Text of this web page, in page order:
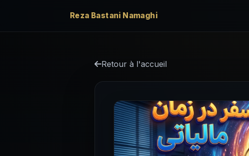
Reza Bastani Namaghi
Retour à l'accueil